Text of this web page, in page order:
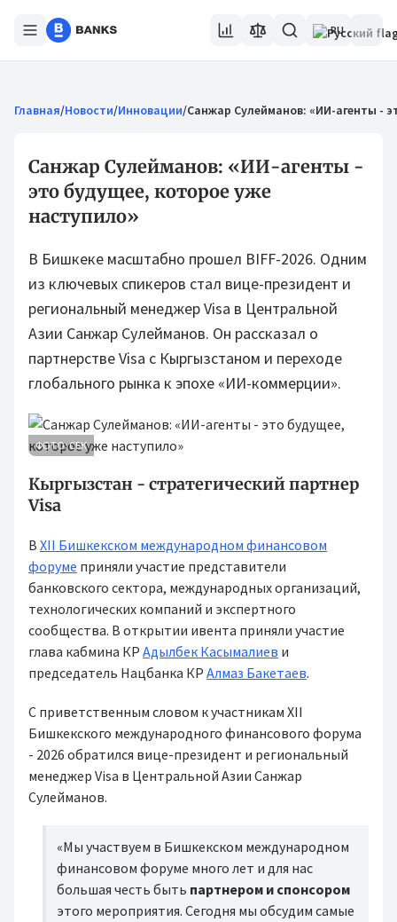
RU
Главная/Новости/Инновации/Санжар Сулейманов: «ИИ-агенты -
Санжар Сулейманов: «ИИ-агенты -
это будущее, которое уже
наступило»
В Бишкеке масштабно прошел BIFF-2026. Одним
из ключевых спикеров стал вице-президент и
региональный менеджер Visa в Центральной
Азии Санжар Сулейманов. Он рассказал о
партнерстве Visa с Кыргызстаном и переходе
глобального рынка к эпохе «ИИ-коммерции».
ФОТО: СБК
Кыргызстан - стратегический партнер
Visa
В ХII Бишкекском международном финансовом
форуме приняли участие представители
банковского сектора, международных организаций,
технологических компаний и экспертного
сообщества. В открытии ивента приняли участие
глава кабмина КР Адылбек Касымалиев и
председатель Нацбанка КР Алмаз Бакетаев.
С приветственным словом к участникам ХII
Бишкекского международного финансового форума
- 2026 обратился вице-президент и региональный
менеджер Visa в Центральной Азии Санжар
Сулейманов.
«Мы участвуем в Бишкекском международном
финансовом форуме много лет и для нас
большая честь быть партнером и спонсором
этого мероприятия. Сегодня мы обсудим самые